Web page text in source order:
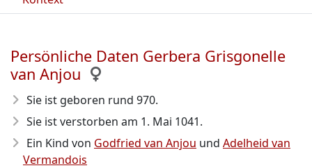
Persönliche Daten Gerbera Grisgonelle
van Anjou
Sie ist geboren rund 970.
Sie ist verstorben am 1. Mai 1041.
Ein Kind von Godfried van Anjou und Adelheid van
Vermandois